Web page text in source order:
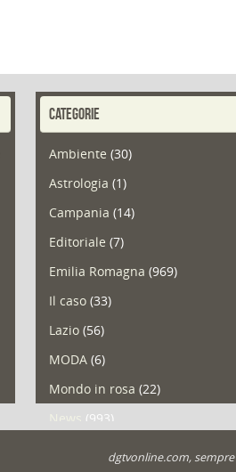
CATEGORIE
Ambiente (30)
Astrologia (1)
Campania (14)
Editoriale (7)
Emilia Romagna (969)
Il caso(33)
Lazio(56)
MODA(6)
Mondo in rosa (22)
(993)
dgtvonline.com,